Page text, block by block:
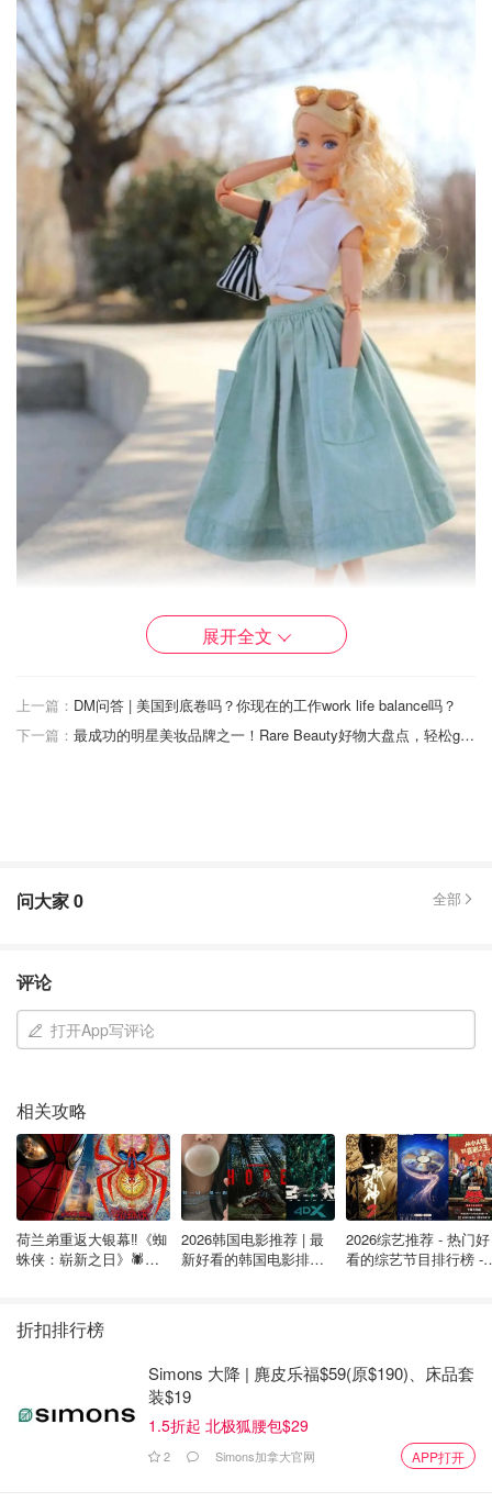
芭比同款（九折码new10）
购买
运动休闲鞋 - 时尚与舒适并存 芭比娃娃向我们证明了运动鞋
不仅适合运动场合，还能成为日常时尚的亮点。白色运动鞋
搭配休闲裤或连衣裙，轻松打造出活力十足的都市风格。
sr1 Addict Sneaker|A79290MMV117
Sergio Rossi
露趾凉鞋 - 夏日清凉必备 当夏日来临，芭比的鞋柜里自然少
不了各式各样的露趾凉鞋。无论是平底的夹趾凉鞋还是高跟
展开全文
上一篇： DM问答 | 美国到底卷吗？你现在的工作work life balance吗？
下一篇：
最成功的明星美妆品牌之一！Rare Beauty好物大盘点，轻松get20分钟白开水裸妆
问大家0 全部
评论
打开App写评论
相关攻略
荷兰弟重返大银幕‼️《蜘
蛛侠：崭新之日》🕷️北
2026韩国电影推荐 | 最
新好看的韩国电影排行
2026综艺推荐 - 热门好
看的综艺节目排行榜 -
折扣排行榜
Simons 大降 | 麂皮乐福$59(原$190)、床品套
装$19
1.5折起 北极狐腰包$29
2 Simons加拿大官网 APP打开